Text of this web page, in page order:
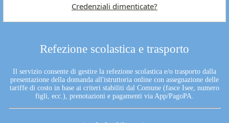
Refezione scolastica e trasporto
Il servizio consente di gestire la refezione scolastica e/o trasporto dalla
presentazione della domanda all'istruttoria online con assegnazione delle
tariffe di costo in base ai criteri stabiliti dal Comune (fasce Isee, numero
figli, ecc.), prenotazioni e pagamenti via App/PagoPA.
Credenziali dimenticate?